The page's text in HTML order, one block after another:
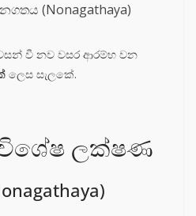
(Nonagathaya)
වී නව වසර ආරම්භ වන
ලෙස සැලකේ.
ලක්ෂණ